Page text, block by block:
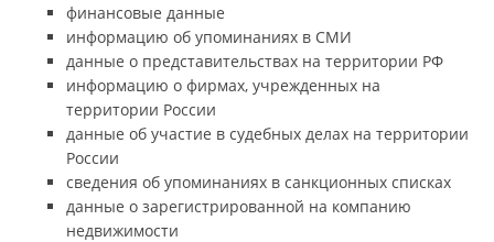
финансовые данные
информацию об упоминаниях в СМИ
данные о представительствах на территории РФ
информацию о фирмах, учрежденных на
территории России
данные об участие в судебных делах на территории
России
сведения об упоминаниях в санкционных списках
данные о зарегистрированной на компанию
недвижимости